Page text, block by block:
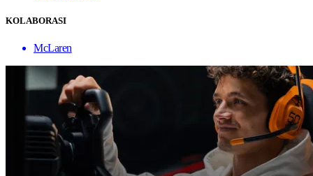
KOLABORASI
McLaren